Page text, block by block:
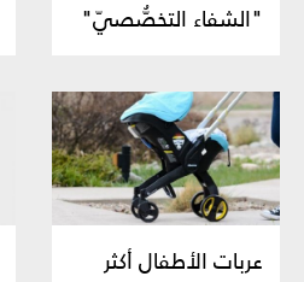
"الشفاء التخصُّصيّ"
عربات الأطفال أكثر